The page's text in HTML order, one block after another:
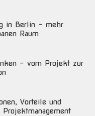
in Berlin – mehr
Raum
– vom Projekt zur
Vorteile und